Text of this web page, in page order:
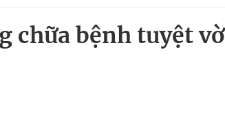
ung thư
Của Các Loài Nhân Sâm (Panax Spp.):
chữa bệnh tuyệt